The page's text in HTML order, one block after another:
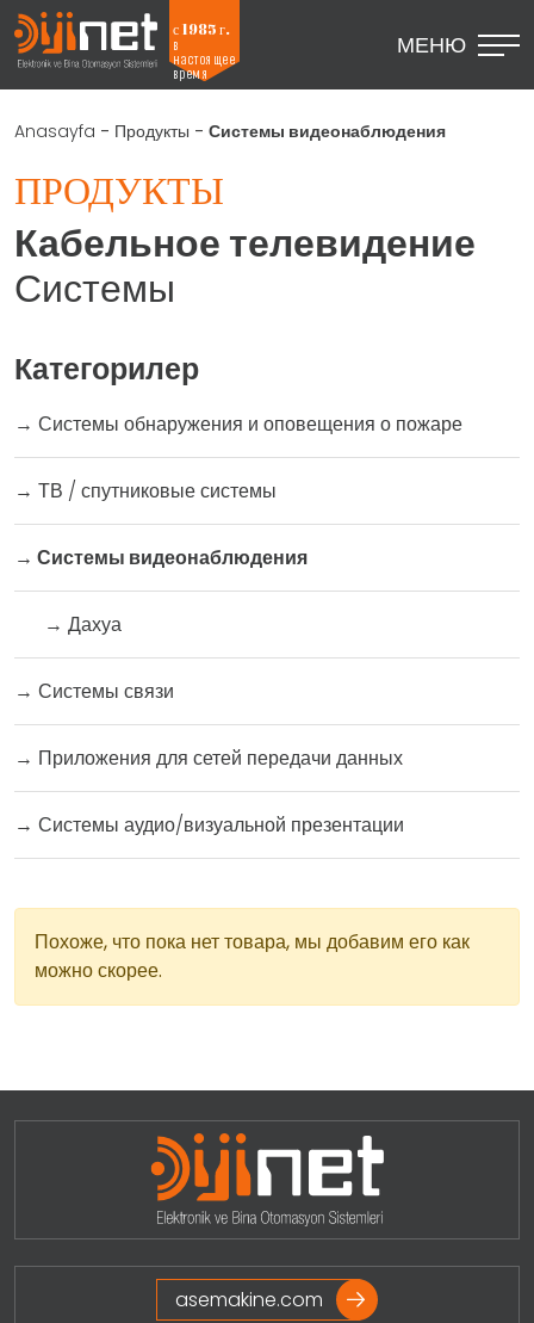
с 1985 г.
в
настоящее
время
МЕНЮ
Anasayfa - Продукты - Системы видеонаблюдения
ПРОДУКТЫ
Кабельное телевидение
Системы
Категорилер
→ Системы обнаружения и оповещения о пожаре
→ ТВ / спутниковые системы
→ Системы видеонаблюдения
→ Дахуа
→ Системы связи
→ Приложения для сетей передачи данных
→ Системы аудио/визуальной презентации
Похоже, что пока нет товара, мы добавим его как
можно скорее.
asemakine.com